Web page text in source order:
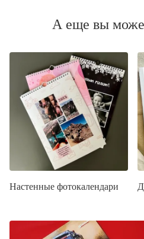
А еще вы
Настенные фотокалендари